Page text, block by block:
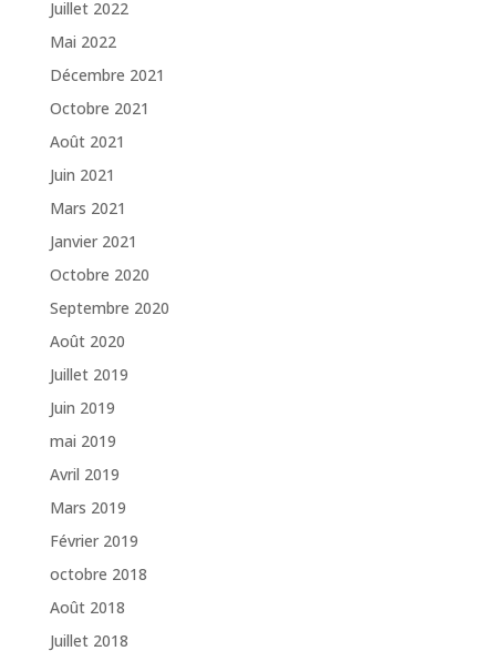
Juillet 2022
Mai 2022
Décembre 2021
Octobre 2021
Août 2021
Juin 2021
Mars 2021
Janvier 2021
Octobre 2020
Septembre 2020
Août 2020
Juillet 2019
Juin 2019
mai 2019
Avril 2019
Mars 2019
Février 2019
octobre 2018
Août 2018
Juillet 2018